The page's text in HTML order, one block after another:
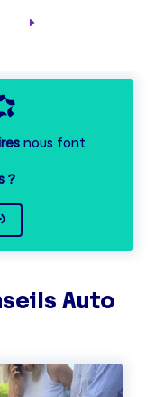
nous font
?
Auto